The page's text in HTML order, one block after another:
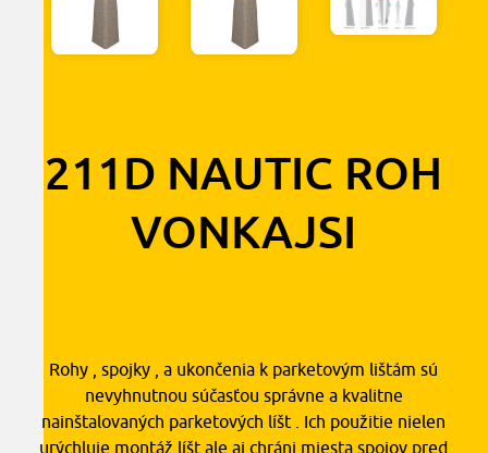
211D NAUTIC ROH
VONKAJSI
Rohy , spojky , a ukončenia k parketovým lištám sú
nevyhnutnou súčasťou správne a kvalitne
nainštalovaných parketových líšt . Ich použitie nielen
urýchluje montáž líšt ale aj chráni miesta spojov pred